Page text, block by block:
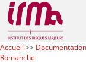
Accueil >> Documentation
Romanche